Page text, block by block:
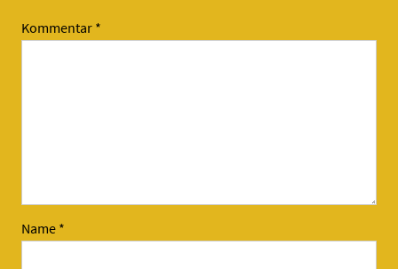
Kommentar *
Name *